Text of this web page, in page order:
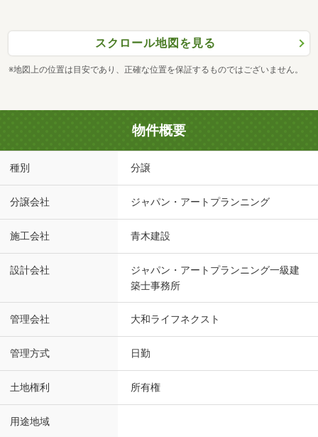
スクロール地図を見る
※地図上の位置は目安であり、正確な位置を保証するものではございません。
物件概要
種別 分譲
分譲会社 ジャパン・アートプランニング
施工会社 青木建設
設計会社
ジャパン・アートプランニング一級建
築士事務所
管理会社 大和ライフネクスト
管理方式 日勤
土地権利 所有権
用途地域